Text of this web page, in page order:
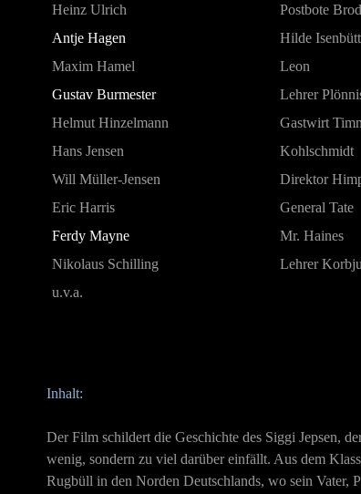
Heinz Ulrich
Postbote
Antje Hagen
Hilde
Maxim Hamel
Leon
Gustav Burmester
Lehrer
Helmut Hinzelmann
Gastwirt
Hans Jensen
Kohlschmidt
Will Müller-Jensen
Direktor
Eric Harris
General Tate
Ferdy Mayne
Mr. Haines
Nikolaus Schilling
Lehrer
u.v.a.
Inhalt:
Der Film schildert die Geschichte des Siggi Jepsen,
wenig, sondern zu viel darüber einfällt. Aus dem
Rugbüll in den Norden Deutschlands, wo sein Vater,